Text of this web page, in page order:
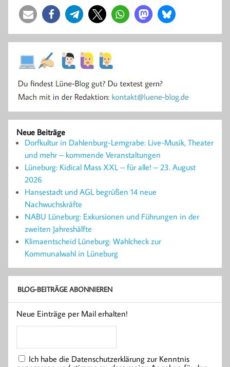
Neue Beiträge
Dorfkultur in Dahlenburg-Lemgrabe: Live-Musik, Theater
und mehr – kommende Veranstaltungen
Lüneburg: Kidical Mass XXL – für alle! – 23. August
2026
Hansestadt und AGL begrüßen 14 neue
Nachwuchskräfte
NABU Lüneburg: Exkursionen und Führungen in der
zweiten Jahreshälfte
Klimaentscheid Lüneburg: Wahlcheck zur
Kommunalwahl in Lüneburg
BLOG-BEITRÄGE ABONNIEREN
Neue Einträge per Mail erhalten!
Ich habe die Datenschutzerklärung zur Kenntnis